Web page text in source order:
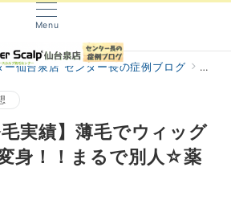
Menu
仙台泉店 センター長の症例ブログ 阿部
毛実績】薄毛でウィッグ
身！！まるで別人☆薬